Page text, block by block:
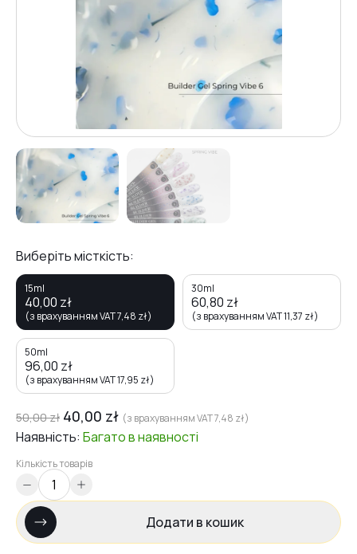
Виберіть місткість:
15ml
40,00 zł
(з врахуванням VAT7,48 zł)
30ml
60,80 zł
(з врахуванням VAT11,37 zł)
50ml
96,00 zł
(з врахуванням VAT17,95 zł)
50,00zł 40,00 zł (з врахуванням VAT7,48 zł)
Наявність: Багатов наявності
Кількість товарів
Додати в кошик